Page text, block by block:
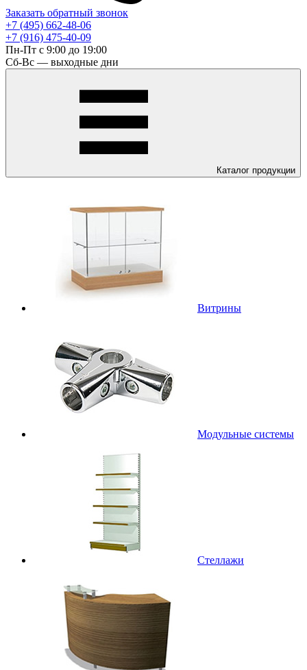
Заказать обратный звонок
+7 (495) 662-48-06
+7 (916) 475-40-09
Пн-Пт с 9:00 до 19:00
Сб-Вс — выходные дни
Каталог продукции
Витрины
Модульные системы
Стеллажи